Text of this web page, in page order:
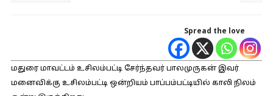
Spread the love
மதுரை மாவட்டம் உசிலம்பட்டி சேர்ந்தவர் பாலமுருகன் இவர்
மனைவிக்கு உசிலம்பட்டி ஒன்றியம் பாப்பம்பட்டியில் காலி நிலம்